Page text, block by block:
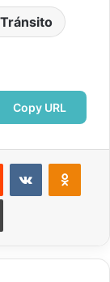
Copy URL
Reddit VKontakte
Imprimir